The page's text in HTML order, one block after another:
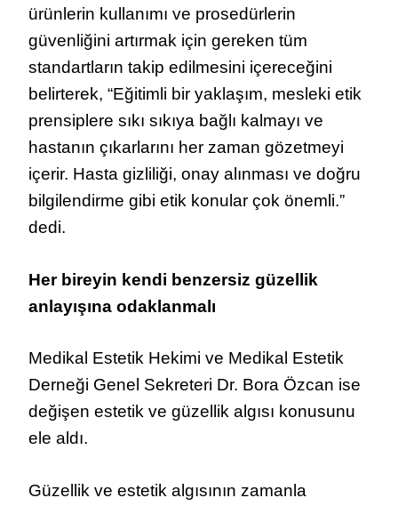
ürünlerin kullanımı ve prosedürlerin
güvenliğini artırmak için gereken tüm
standartların takip edilmesini içereceğini
belirterek, “Eğitimli bir yaklaşım, mesleki etik
prensiplere sıkı sıkıya bağlı kalmayı ve
hastanın çıkarlarını her zaman gözetmeyi
içerir. Hasta gizliliği, onay alınması ve doğru
bilgilendirme gibi etik konular çok önemli.”
dedi.
Her bireyin kendi benzersiz güzellik
anlayışına odaklanmalı
Medikal Estetik Hekimi ve Medikal Estetik
Derneği Genel Sekreteri Dr. Bora Özcan ise
değişen estetik ve güzellik algısı konusunu
ele aldı.
Güzellik ve estetik algısının zamanla